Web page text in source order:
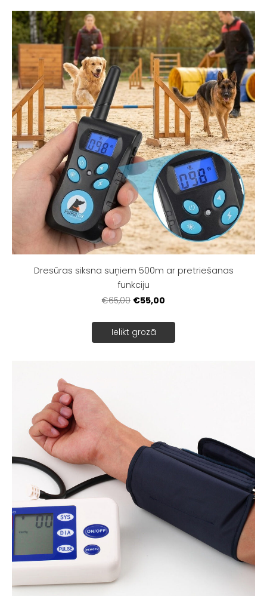
Dresūras siksna suņiem 500m ar pretriešanas
funkciju
€65,00 €55,00
Ielikt grozā